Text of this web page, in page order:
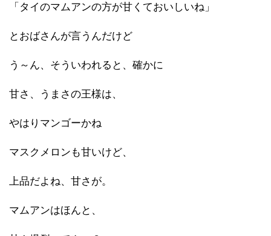
「タイのマムアンの方が甘くておいしいね」
とおばさんが言うんだけど
う～ん、そういわれると、確かに
甘さ、うまさの王様は、
やはりマンゴーかね
マスクメロンも甘いけど、
上品だよね、甘さが。
マムアンはほんと、